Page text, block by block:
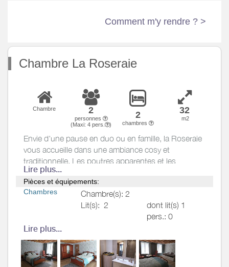
Comment m'y rendre ? >
Chambre La Roseraie
Chambre 2
personnes
(Maxi:4 pers. )
2
chambres
32
m2
Envie d'une pause en duo ou en famille, la Roseraie
vous accueille dans une ambiance cosy et
traditionnelle. Les poutres apparentes et les
meubles anciens s'auront vous séduire.
Composée d'une chambre avec un lit double et une
banquette lit 80 extensible en 160 x 200, une salle
de douche et WC séparé..
Lire plus...
Pièces et équipements:
Chambres
Chambre(s): 2
Lit(s): 2
dont lit(s) 1
pers.: 0
pers.: 2
Avant votre arrivée, selon le
nombre de personne sélectionné,
Lire plus...